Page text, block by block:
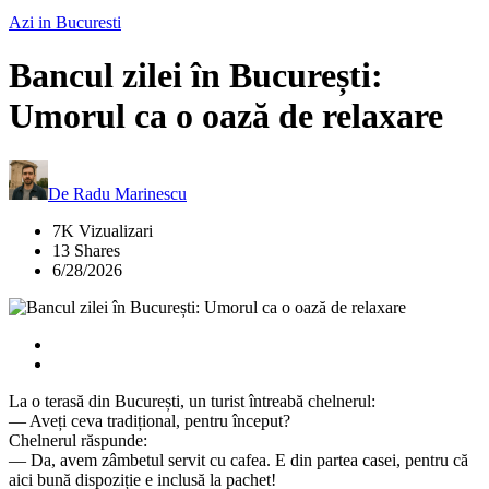
Azi in Bucuresti
Bancul zilei în București:
Umorul ca o oază de relaxare
De Radu Marinescu
7K Vizualizari
13 Shares
6/28/2026
La o terasă din București, un turist întreabă chelnerul:
— Aveți ceva tradițional, pentru început?
Chelnerul răspunde:
— Da, avem zâmbetul servit cu cafea. E din partea casei, pentru că
aici bună dispoziție e inclusă la pachet!